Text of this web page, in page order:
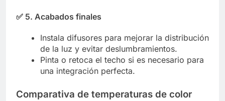
✅ 5. Acabados finales
Instala difusores para mejorar la distribución
de la luz y evitar deslumbramientos.
Pinta o retoca el techo si es necesario para
una integración perfecta.
Comparativa de temperaturas de color